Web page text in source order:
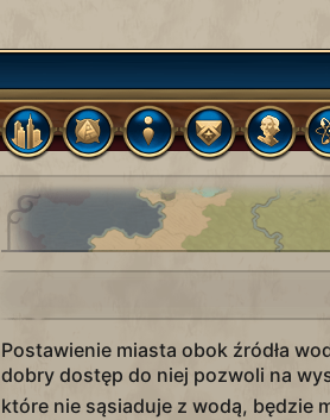
Postawienie miasta obok źródła
dobry dostęp do niej pozwoli na
które nie sąsiaduje z wodą, będzie